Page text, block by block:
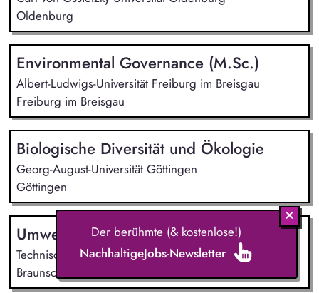
Oldenburg
Environmental Governance (M.Sc.)
Albert-Ludwigs-Universität Freiburg im Breisgau
Freiburg im Breisgau
Biologische Diversität und Ökologie
Georg-August-Universität Göttingen
Göttingen
Umweltnaturwissenschaften
Technische Universität Braunschweig
Braunschweig
Der berühmte (& kostenlose!)
NachhaltigeJobs-Newsletter